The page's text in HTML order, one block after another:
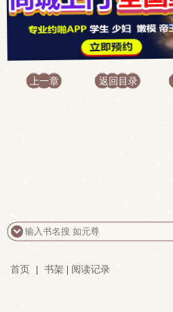
上一章 返回目录
首页 书架 阅读记录